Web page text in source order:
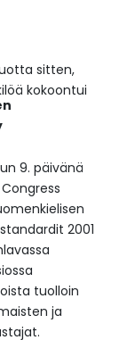
sitten,
kokoontui
9. päivänä
2001
tuolloin
ja